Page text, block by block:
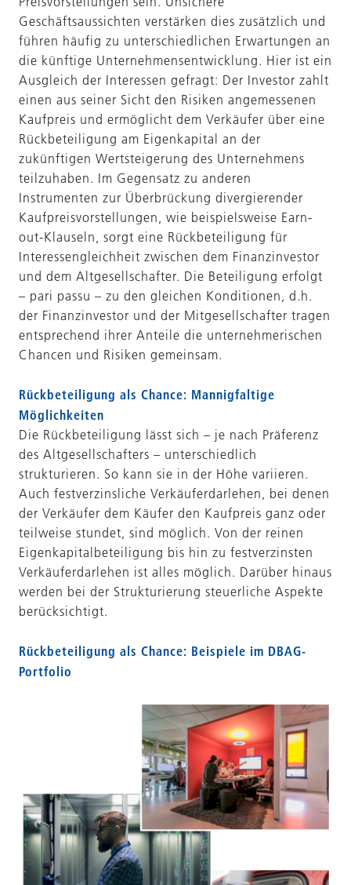
Geschäftsaussichten verstärken dies zusätzlich und
führen häufig zu unterschiedlichen Erwartungen an
die künftige Unternehmensentwicklung. Hier ist ein
Ausgleich der Interessen gefragt: Der Investor zahlt
einen aus seiner Sicht den Risiken angemessenen
Kaufpreis und ermöglicht dem Verkäufer über eine
Rückbeteiligung am Eigenkapital an der
zukünftigen Wertsteigerung des Unternehmens
teilzuhaben. Im Gegensatz zu anderen
Instrumenten zur Überbrückung divergierender
Kaufpreisvorstellungen, wie beispielsweise Earn-
out-Klauseln, sorgt eine Rückbeteiligung für
Interessengleichheit zwischen dem Finanzinvestor
und dem Altgesellschafter. Die Beteiligung erfolgt
– pari passu – zu den gleichen Konditionen, d.h.
der Finanzinvestor und der Mitgesellschafter tragen
entsprechend ihrer Anteile die unternehmerischen
Chancen und Risiken gemeinsam.
Rückbeteiligung als Chance: Mannigfaltige
Möglichkeiten
Die Rückbeteiligung lässt sich – je nach Präferenz
des Altgesellschafters – unterschiedlich
strukturieren. So kann sie in der Höhe variieren.
Auch festverzinsliche Verkäuferdarlehen, bei denen
der Verkäufer dem Käufer den Kaufpreis ganz oder
teilweise stundet, sind möglich. Von der reinen
Eigenkapitalbeteiligung bis hin zu festverzinsten
Verkäuferdarlehen ist alles möglich. Darüber hinaus
werden bei der Strukturierung steuerliche Aspekte
berücksichtigt.
Rückbeteiligung als Chance: Beispiele im DBAG-
Portfolio